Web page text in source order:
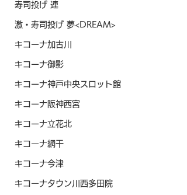
寿司投げ 連
激・寿司投げ 夢<DREAM>
キコーナ加古川
キコーナ御影
キコーナ神戸中央スロット館
キコーナ阪神西宮
キコーナ立花北
キコーナ網干
キコーナ今津
キコーナタウン川西多田院